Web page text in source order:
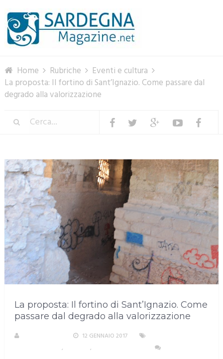
Home Rubriche
Eventi e cultura
La proposta: Il fortino di Sant’Ignazio. Come passare dal
degrado alla valorizzazione
La proposta: Il fortino di Sant’Ignazio. Come
passare dal degrado alla valorizzazione
12 GENNAIO 2017
, ,